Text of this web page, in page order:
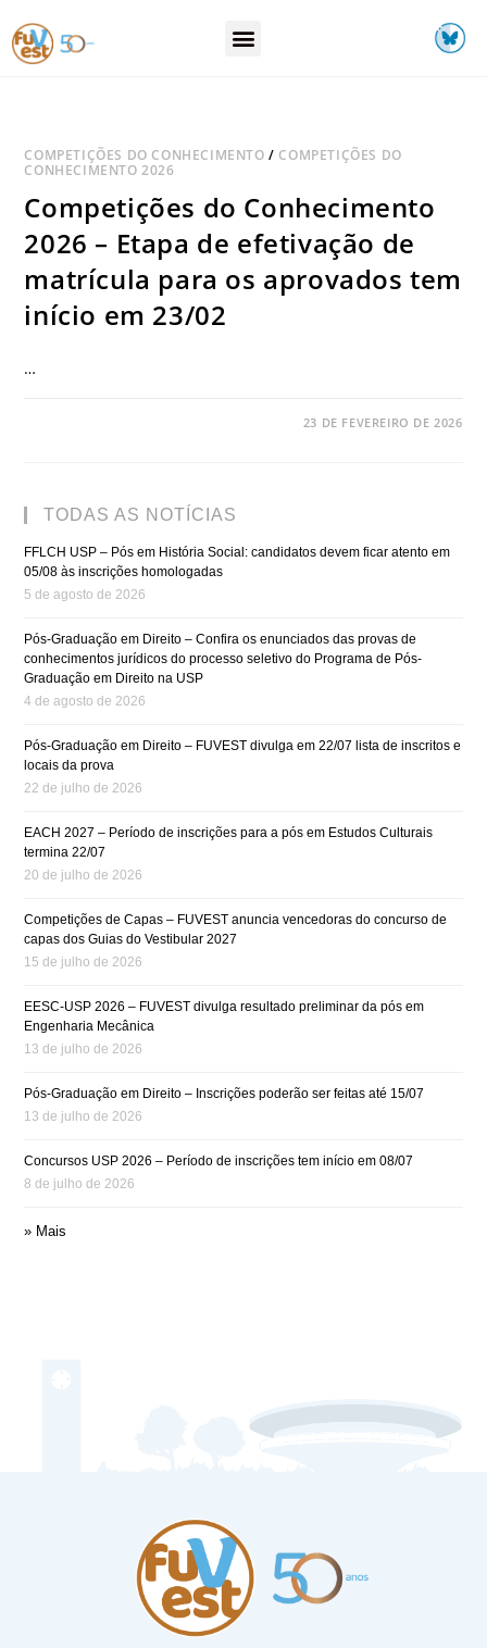
COMPETIÇÕES DO CONHECIMENTO / COMPETIÇÕES DO
CONHECIMENTO 2026
Competições do Conhecimento
2026 – Etapa de efetivação de
matrícula para os aprovados tem
início em 23/02
…
23 DE FEVEREIRO DE 2026
TODAS AS NOTÍCIAS
FFLCH USP – Pós em História Social: candidatos devem ficar atento em
05/08 às inscrições homologadas
5 de agosto de 2026
Pós-Graduação em Direito – Confira os enunciados das provas de
conhecimentos jurídicos do processo seletivo do Programa de Pós-
Graduação em Direito na USP
4 de agosto de 2026
Pós-Graduação em Direito – FUVEST divulga em 22/07 lista de inscritos e
locais da prova
22 de julho de 2026
EACH 2027 – Período de inscrições para a pós em Estudos Culturais
termina 22/07
20 de julho de 2026
Competições de Capas – FUVEST anuncia vencedoras do concurso de
capas dos Guias do Vestibular 2027
15 de julho de 2026
EESC-USP 2026 – FUVEST divulga resultado preliminar da pós em
Engenharia Mecânica
13 de julho de 2026
Pós-Graduação em Direito – Inscrições poderão ser feitas até 15/07
13 de julho de 2026
Concursos USP 2026 – Período de inscrições tem início em 08/07
8 de julho de 2026
» Mais